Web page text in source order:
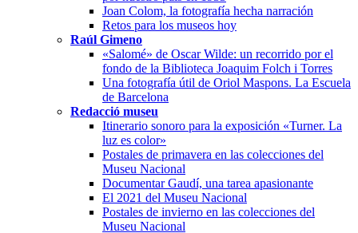
Joan Colom, la fotografía hecha narración
Retos para los museos hoy
Raúl Gimeno
«Salomé» de Oscar Wilde: un recorrido por el
fondo de la Biblioteca Joaquim Folch i Torres
Una fotografía útil de Oriol Maspons. La Escuela
de Barcelona
Redacció museu
Itinerario sonoro para la exposición «Turner. La
luz es color»
Postales de primavera en las colecciones del
Museu Nacional
Documentar Gaudí, una tarea apasionante
El 2021 del Museu Nacional
Postales de invierno en las colecciones del
Museu Nacional